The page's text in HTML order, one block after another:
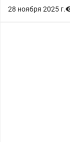
28 ноября 2025 г.